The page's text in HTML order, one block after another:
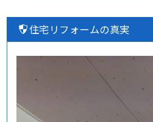
住宅リフォームの真実